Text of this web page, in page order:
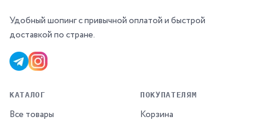
Удобный шопинг с привычной оплатой и быстрой
доставкой по стране.
КАТАЛОГ
Все товары
ПОКУПАТЕЛЯМ
Корзина